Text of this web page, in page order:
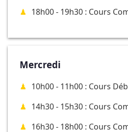
18h00 - 19h30 : Cours
Mercredi
10h00 - 11h00 : Cours
14h30 - 15h30 : Cours
16h30 - 18h00 : Cours